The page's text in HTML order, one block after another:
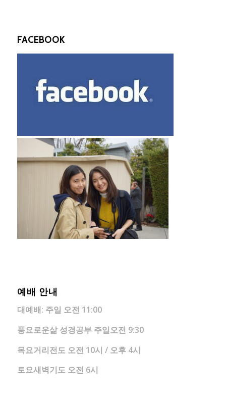
FACEBOOK
예배 안내
대예배: 주일 오전 11:00
풍요로운삶 성경공부 주일오전 9:30
목요거리전도 오전 10시 / 오후 4시
토요새벽기도 오전 6시